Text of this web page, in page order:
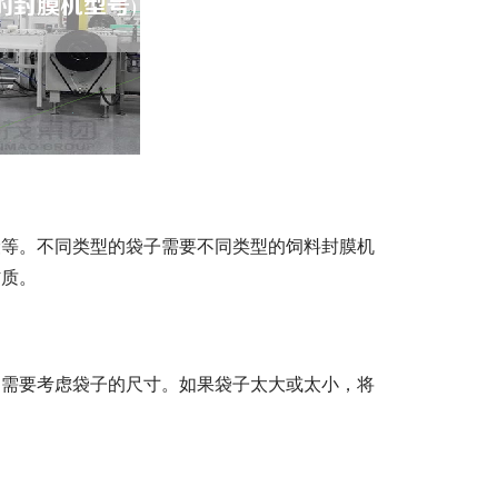
。不同类型的袋子需要不同类型的饲料封膜机
。
要考虑袋子的尺寸。如果袋子太大或太小，将